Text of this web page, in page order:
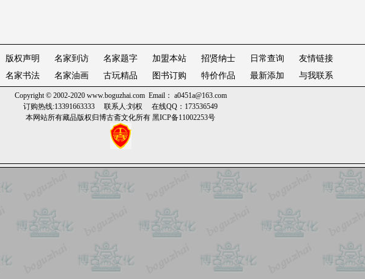
版权声明 名家到访 名家题字 加盟本站 招贤纳士 日常查询
友情链接
名家书法 名家油画 古玩精品 图书订购 特价作品 最新添加 与我联系
Copyright © 2002-2020 www.boguzhai.comEmail： a0451a@163.com
订购热线:13391663333 联系人:刘权 在线QQ：173536549
本网站所有藏品版权归博古斋文化所有 黑ICP备11002253号